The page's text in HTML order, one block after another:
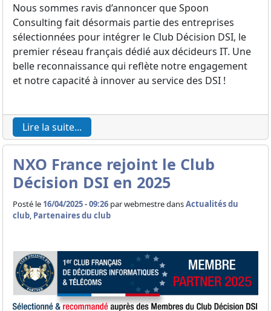
Nous sommes ravis d’annoncer que Spoon
Consulting fait désormais partie des entreprises
sélectionnées pour intégrer le Club Décision DSI, le
premier réseau français dédié aux décideurs IT. Une
belle reconnaissance qui reflète notre engagement
et notre capacité à innover au service des DSI !
Lire la suite...
NXO France rejoint le Club
Décision DSI en 2025
Posté le 16/04/2025 - 09:26 parwebmestre dansActualités du
club, Partenaires du club